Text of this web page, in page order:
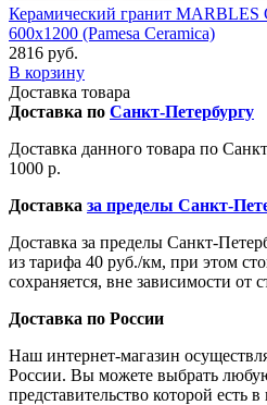
Керамический гранит
600x1200 (Pamesa Ceramica)
2816 руб.
В корзину
Доставка товара
Доставка по Санкт-Петербургу
Доставка данного товара по
1000 р.
Доставка за пределы Санкт-
Доставка за пределы Санкт-
из тарифа 40 руб./км, при этом
сохраняется, вне зависимости от
Доставка по России
Наш интернет-магазин
России. Вы можете выбрать
представительство которой есть